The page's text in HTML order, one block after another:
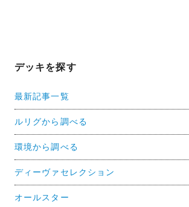
デッキを探す
最新記事一覧
ルリグから調べる
環境から調べる
ディーヴァセレクション
オールスター